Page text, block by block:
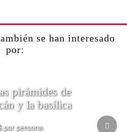
se han interesado
por:
pirámides de
y la basílica
por persona